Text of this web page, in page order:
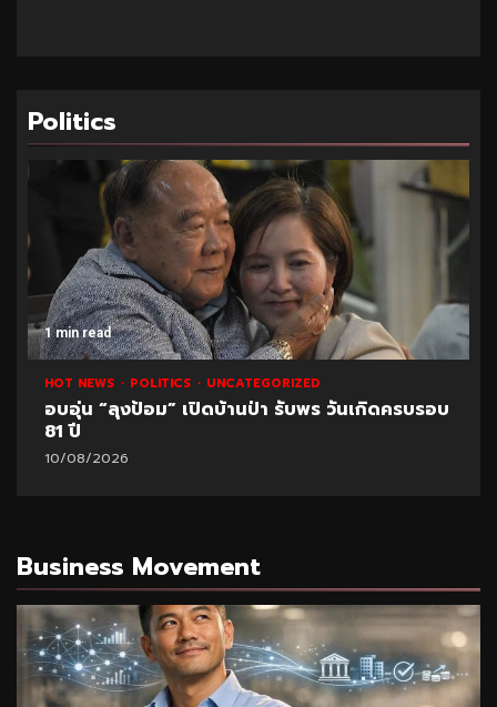
Politics
1 min read
HOT NEWS POLITICS UNCATEGORIZED
อบอุ่น “ลุงป้อม” เปิดบ้านป่า รับพร วันเกิดครบรอบ
81 ปี
10/08/2026
Business Movement